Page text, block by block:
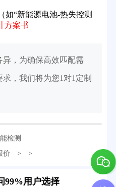
如“新能源电池-热失控测
方案书
异，为确保高效匹配需
，我们将为您1对1定制
检测
价 > >
99%用户选择
试验箱价格多少？